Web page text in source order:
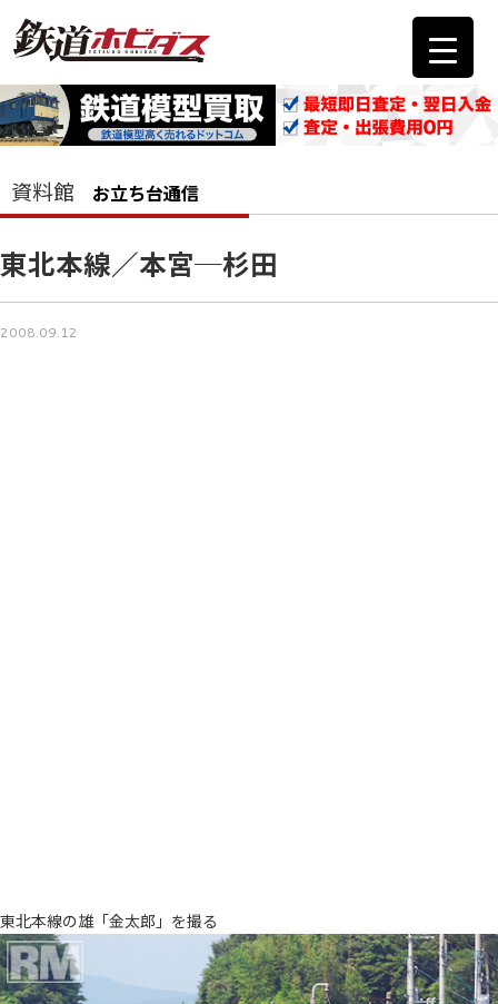
資料館 お立ち台通信
東北本線／本宮─杉田
2008.09.12
東北本線の雄「金太郎」を撮る